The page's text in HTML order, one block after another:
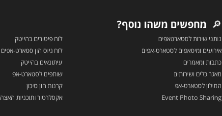
🔎 מחפשים משהו נוסף?
נותני שירות לסטארטאפים
אירועים ומיטאפים לסטארט-אפים
כתבות ומאמרים
מאגר כלים ושירותים
המילון לסטארט-אפ
Event Photo Sharing
לוח פיטורים בהייטק
לוח גיוס הון סטארט-אפים
עיתונאים בהייטק
שותפים לסטארט-אפ
קרנות הון סיכון
אקסלרטור ותוכניות האצה